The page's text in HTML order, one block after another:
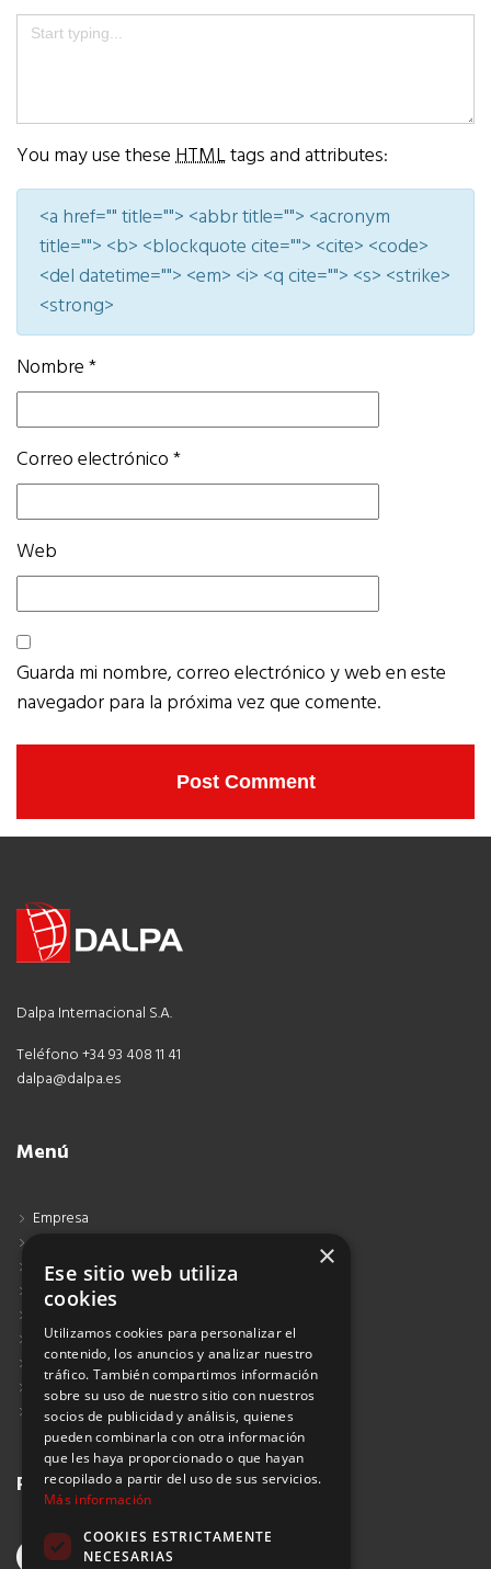
You may use theseHTMLtags and attributes:
<a href="" title=""> <abbr title=""> <acronym
title=""> <b> <blockquote cite=""> <cite> <code>
<del datetime=""> <em> <i> <q cite=""> <s> <strike>
<strong>
Nombre*
Correo electrónico*
Web
Guarda mi nombre, correo electrónico y web en este
navegador para la próxima vez que comente.
Dalpa Internacional S.A.
Teléfono +34 93 408 11 41
dalpa@dalpa.es
Menú
Empresa
Blog
Aviso Legal
Política de Privacidad
Política de Cookies
Política de Privacidad Redes Sociales
Suscribirse al Newsletter
Redes sociales
×
Ese sitio web utiliza
cookies
Utilizamos cookies para personalizar el
contenido, los anuncios y analizar nuestro
tráfico. También compartimos información
sobre su uso de nuestro sitio con nuestros
socios de publicidad y análisis, quienes
pueden combinarla con otra información
que les haya proporcionado o que hayan
recopilado a partir del uso de sus servicios.
Más información
COOKIES ESTRICTAMENTE
NECESARIAS